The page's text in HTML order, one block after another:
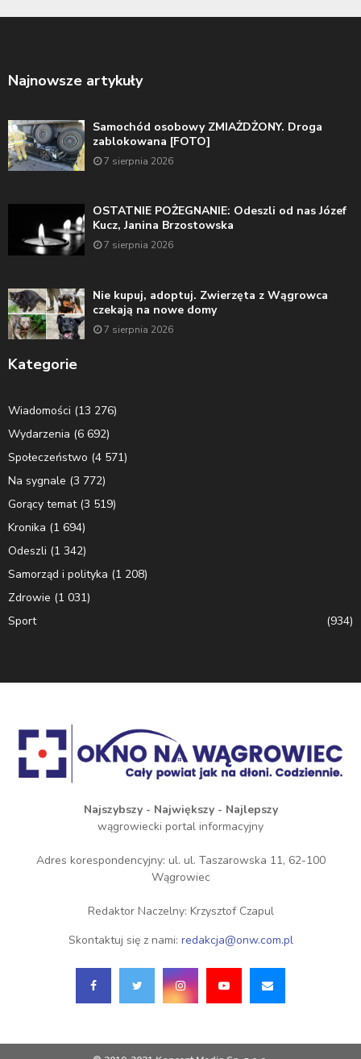
Najnowsze artykuły
Samochód osobowy ZMIAŻDŻONY. Droga
zablokowana [FOTO]
7 sierpnia 2026
OSTATNIE POŻEGNANIE: Odeszli od nas Józef
Kucz, Janina Brzostowska
7 sierpnia 2026
Nie kupuj, adoptuj. Zwierzęta z Wągrowca
czekają na nowe domy
7 sierpnia 2026
Kategorie
Wiadomości (13 276)
Wydarzenia (6 692)
Społeczeństwo (4 571)
Na sygnale (3 772)
Gorący temat(3 519)
Kronika (1 694)
Odeszli (1 342)
Samorząd i polityka (1 208)
Zdrowie (1 031)
Sport
(934)
Najszybszy - Największy - Najlepszy
wągrowiecki portal informacyjny
Adres korespondencyjny: ul. ul. Taszarowska 11, 62-100
Wągrowiec
Redaktor Naczelny: Krzysztof Czapul
Skontaktuj się z nami: redakcja@onw.com.pl